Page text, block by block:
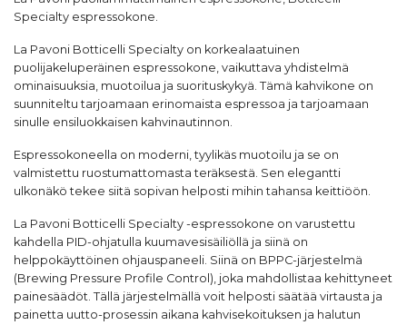
Specialty espressokone.
La Pavoni Botticelli Specialty on korkealaatuinen
puolijakeluperäinen espressokone, vaikuttava yhdistelmä
ominaisuuksia, muotoilua ja suorituskykyä. Tämä kahvikone on
suunniteltu tarjoamaan erinomaista espressoa ja tarjoamaan
sinulle ensiluokkaisen kahvinautinnon.
Espressokoneella on moderni, tyylikäs muotoilu ja se on
valmistettu ruostumattomasta teräksestä. Sen elegantti
ulkonäkö tekee siitä sopivan helposti mihin tahansa keittiöön.
La Pavoni Botticelli Specialty -espressokone on varustettu
kahdella PID-ohjatulla kuumavesisäiliöllä ja siinä on
helppokäyttöinen ohjauspaneeli. Siinä on BPPC-järjestelmä
(Brewing Pressure Profile Control), joka mahdollistaa kehittyneet
painesäädöt. Tällä järjestelmällä voit helposti säätää virtausta ja
painetta uutto-prosessin aikana kahvisekoituksen ja halutun